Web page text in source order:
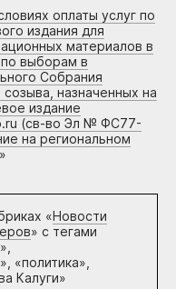
оплаты услуг по
издания для
материалов в
выборам в
Собрания
назначенных на
издание
(св-во Эл № ФС77-
на региональном
»
«Новости
» с тегами
«политика»,
Калуги»